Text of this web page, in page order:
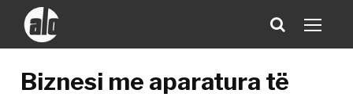
Biznesi me aparatura të